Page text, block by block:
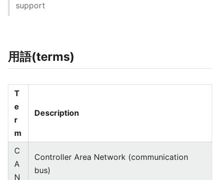
support
用語(terms)
T
e
r
m
Description
C
A
N
Controller Area Network (communication
bus)